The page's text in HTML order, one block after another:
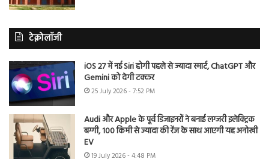
टेक्नोलॉजी
iOS 27 में नई Siri होगी पहले से ज्यादा स्मार्ट, ChatGPT और
Gemini को देगी टक्कर
25 July 2026 - 7:52 PM
Audi और Apple के पूर्व डिजाइनरों ने बनाई लग्जरी इलेक्ट्रिक
बग्गी, 100 किमी से ज्यादा की रेंज के साथ आएगी यह अनोखी
EV
19 July 2026 - 4:48 PM